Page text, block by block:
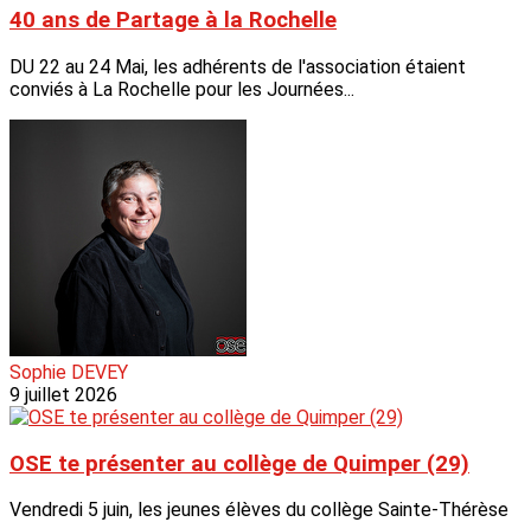
40 ans de Partage à la Rochelle
DU 22 au 24 Mai, les adhérents de l'association étaient
conviés à La Rochelle pour les Journées...
Sophie DEVEY
9 juillet 2026
OSE te présenter au collège de Quimper (29)
Vendredi 5 juin, les jeunes élèves du collège Sainte-Thérèse